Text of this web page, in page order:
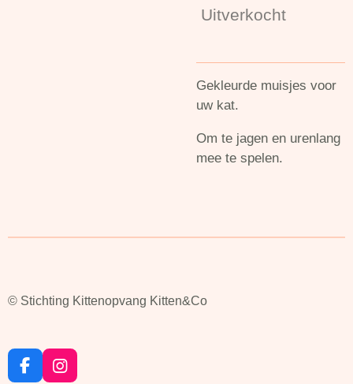
Uitverkocht
Gekleurde muisjes voor
uw kat.
Om te jagen en urenlang
mee te spelen.
© Stichting Kittenopvang Kitten&Co
F
I